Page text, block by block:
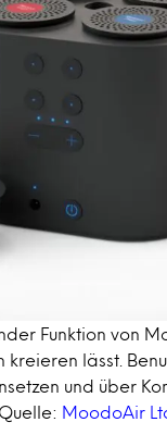
Funktion von
lässt.
und über
MoodoAir